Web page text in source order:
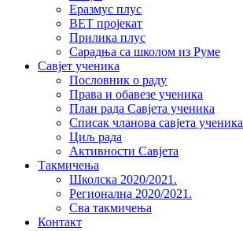
Еразмус плус
ВЕТ пројекат
Прилика плус
Сарадња са школом из Руме
Савјет ученика
Пословник о раду
Права и обавезе ученика
План рада Савјета ученика
Списак чланова савјета ученика
Циљ рада
Активности Савјета
Такмичења
Школска 2020/2021.
Регионална 2020/2021.
Сва такмичења
Контакт